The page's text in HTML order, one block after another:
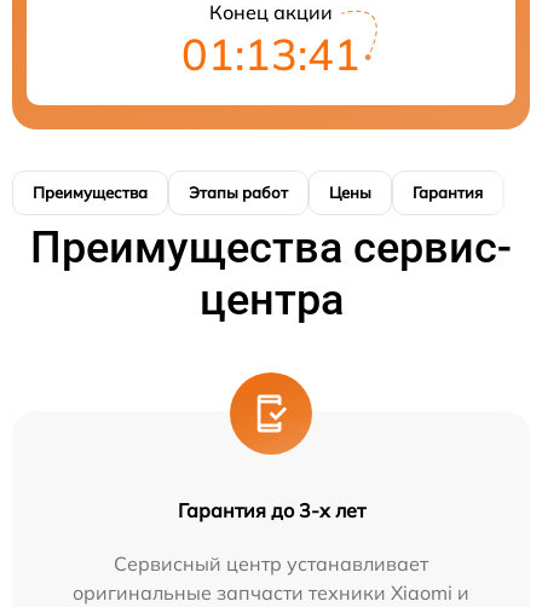
Конец акции
01:13:40
Преимущества Этапы работ Цены Гарантия
Преимущества сервис-
центра
Гарантия до 3-х лет
Сервисный центр устанавливает
оригинальные запчасти техники Xiaomi и